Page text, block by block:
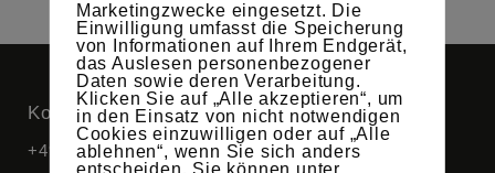
Kontakt
+49 176 11160896
Marketingzwecke eingesetzt. Die
Einwilligung umfasst die Speicherung
von Informationen auf Ihrem Endgerät,
das Auslesen personenbezogener
Daten sowie deren Verarbeitung.
Klicken Sie auf „Alle akzeptieren“, um
in den Einsatz von nicht notwendigen
Cookies einzuwilligen oder auf „Alle
ablehnen“, wenn Sie sich anders
entscheiden. Sie können unter